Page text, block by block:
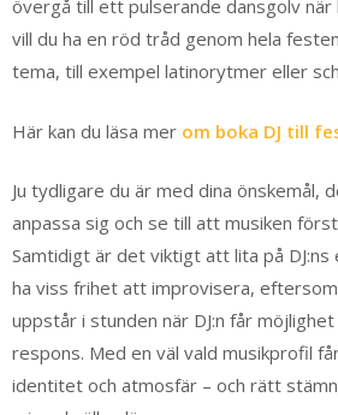
övergå till ett pulserande dansgolv när
vill du ha en röd tråd genom hela
tema, till exempel latinorytmer eller
Här kan du läsa mer om boka DJ till
Ju tydligare du är med dina önskemål,
anpassa sig och se till att musiken
Samtidigt är det viktigt att lita på DJ:ns
ha viss frihet att improvisera,
uppstår i stunden när DJ:n får
respons. Med en väl vald musikprofil
identitet och atmosfär – och rätt